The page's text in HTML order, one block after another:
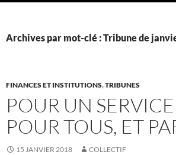
Archives par mot-clé : Tribune de
FINANCES ET INSTITUTIONS,TRIBUNES
POUR UN
POUR TOUS, ET
15 JANVIER 2018 COLLECTIF